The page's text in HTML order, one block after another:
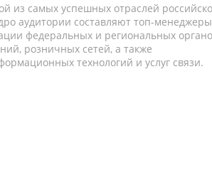
из самых успешных отраслей
аудитории составляют топ-
федеральных и региональных
розничных сетей, а также
технологий и услуг связи.